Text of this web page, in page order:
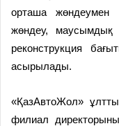
орташа жөндеумен
жөндеу, маусымдық
реконструкция
асырылады.
«ҚазАвтоЖол»
филиал